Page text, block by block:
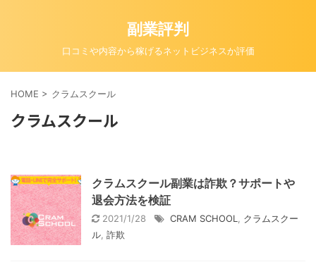
副業評判
口コミや内容から稼げるネットビジネスか評価
HOME > クラムスクール
クラムスクール
クラムスクール副業は詐欺？サポートや
退会方法を検証
2021/1/28 CRAM SCHOOL
クラムスクー
ル 詐欺